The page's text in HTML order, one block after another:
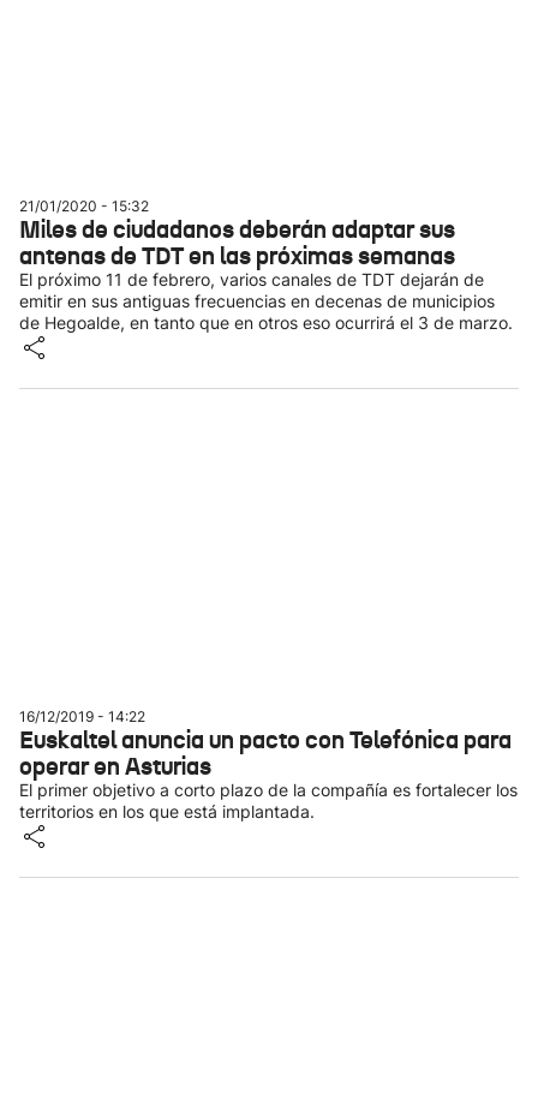
21/01/2020 - 15:32
Miles de ciudadanos deberán adaptar sus
antenas de TDT en las próximas semanas
El próximo 11 de febrero, varios canales de TDT dejarán de
emitir en sus antiguas frecuencias en decenas de municipios
de Hegoalde, en tanto que en otros eso ocurrirá el 3 de marzo.
16/12/2019 - 14:22
Euskaltel anuncia un pacto con Telefónica para
operar en Asturias
El primer objetivo a corto plazo de la compañía es fortalecer los
territorios en los que está implantada.